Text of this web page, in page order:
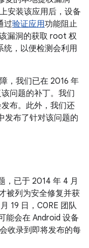
安装该应用后，设备
过验证应用功能阻止
漏洞的获取 root 权
统，以便检测会利用
，我们已在 2016 年
问题的补丁。我们
布。此外，我们还
发布了针对该问题的
，已于 2014 年 4 月
被列为安全修复并获
19 日，C0RE 团队
能会在 Android 设备
收录到即将发布的每